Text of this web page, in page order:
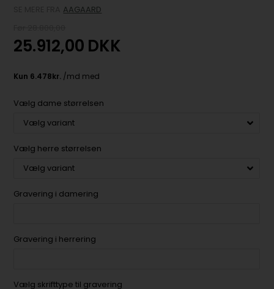
AAGAARD
25.912,00 DKK
Vælg dame størrelsen
Vælg herre størrelsen
Gravering i damering
Gravering i herrering
Vælg skrifttype til gravering